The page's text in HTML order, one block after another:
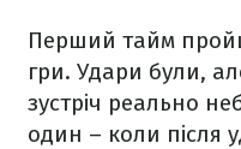
Перший тайм
гри. Удари були,
зустріч реально
один – коли після